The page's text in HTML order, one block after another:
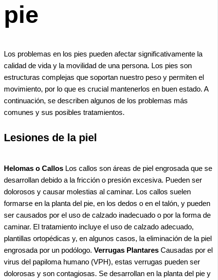
pie
Los problemas en los pies pueden afectar significativamente la
calidad de vida y la movilidad de una persona. Los pies son
estructuras complejas que soportan nuestro peso y permiten el
movimiento, por lo que es crucial mantenerlos en buen estado. A
continuación, se describen algunos de los problemas más
comunes y sus posibles tratamientos.
Lesiones de la piel
Helomas o Callos Los callos son áreas de piel engrosada que se
desarrollan debido a la fricción o presión excesiva. Pueden ser
dolorosos y causar molestias al caminar. Los callos suelen
formarse en la planta del pie, en los dedos o en el talón, y pueden
ser causados por el uso de calzado inadecuado o por la forma de
caminar. El tratamiento incluye el uso de calzado adecuado,
plantillas ortopédicas y, en algunos casos, la eliminación de la piel
engrosada por un podólogo. Verrugas Plantares Causadas por el
virus del papiloma humano (VPH), estas verrugas pueden ser
dolorosas y son contagiosas. Se desarrollan en la planta del pie y